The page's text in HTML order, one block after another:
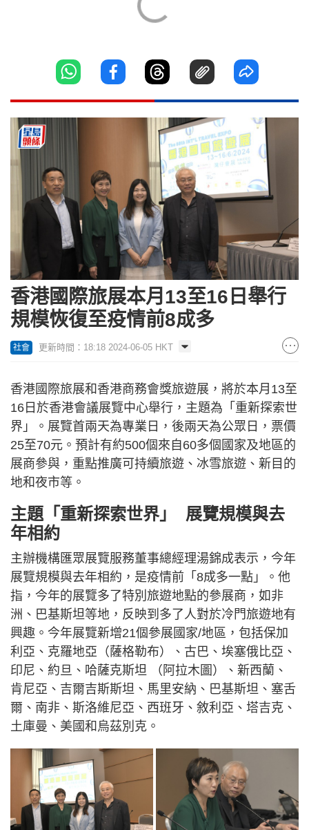
香港國際旅展本月13至16日舉行
規模恢復至疫情前8成多
社會 更新時間：18:18 2024-06-05 HKT
香港國際旅展和香港商務會獎旅遊展，將於本月13至
16日於香港會議展覽中心舉行，主題為「重新探索世
界」。展覽首兩天為專業日，後兩天為公眾日，票價
25至70元。預計有約500個來自60多個國家及地區的
展商參與，重點推廣可持續旅遊、冰雪旅遊、新目的
地和夜市等。
主題「重新探索世界」 展覽規模與去
年相約
主辦機構匯眾展覽服務董事總經理湯錦成表示，今年
展覽規模與去年相約，是疫情前「8成多一點」。他
指，今年的展覽多了特別旅遊地點的參展商，如非
洲、巴基斯坦等地，反映到多了人對於冷門旅遊地有
興趣。今年展覽新增21個參展國家/地區，包括保加
利亞、克羅地亞（薩格勒布）、古巴、埃塞俄比亞、
印尼、約旦、哈薩克斯坦 （阿拉木圖）、新西蘭、
肯尼亞、吉爾吉斯斯坦、馬里安納、巴基斯坦、塞舌
爾、南非、斯洛維尼亞、西班牙、敘利亞、塔吉克、
土庫曼、美國和烏茲別克。